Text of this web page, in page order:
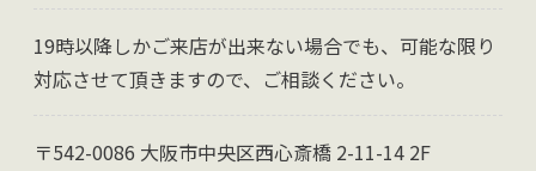
19時以降しかご来店が出来ない場合でも、可能な限り
対応させて頂きますので、ご相談ください。
〒542-0086 大阪市中央区西心斎橋 2-11-14 2F